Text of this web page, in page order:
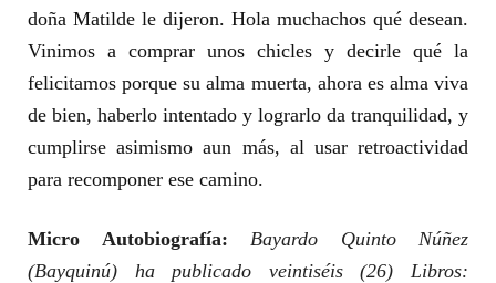
doña Matilde le dijeron. Hola muchachos qué desean.
Vinimos a comprar unos chicles y decirle qué la
felicitamos porque su alma muerta, ahora es alma viva
de bien, haberlo intentado y lograrlo da tranquilidad, y
cumplirse asimismo aun más, al usar retroactividad
para recomponer ese camino.
Micro Autobiografía: Bayardo Quinto Núñez
(Bayquinú) ha publicado veintiséis (26) Libros: